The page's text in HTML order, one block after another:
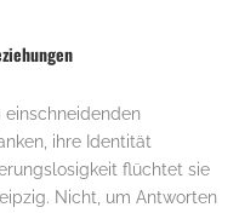
einschneidenden
ihre Identität
flüchtet sie
Nicht, um Antworten